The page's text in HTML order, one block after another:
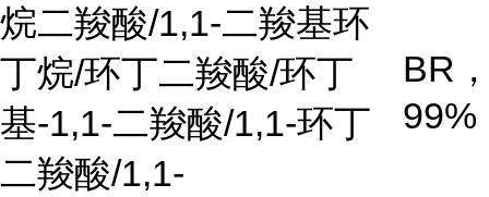
烷二羧酸/1,1-二羧基环
丁烷/环丁二羧酸/环丁
基-1,1-二羧酸/1,1-环丁
二羧酸/1,1-
BR
99%